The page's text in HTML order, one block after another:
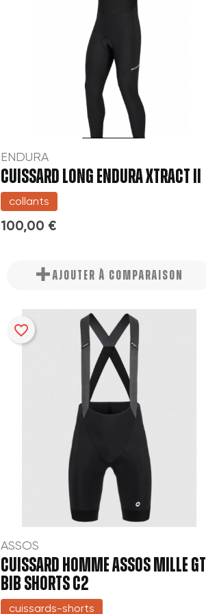
ENDURA
CUISSARD LONG ENDURA XTRACT II
collants
100,00 €
AJOUTER À COMPARAISON
ASSOS
CUISSARD HOMME ASSOS MILLE GT
BIB SHORTS C2
cuissards-shorts
favorite_border